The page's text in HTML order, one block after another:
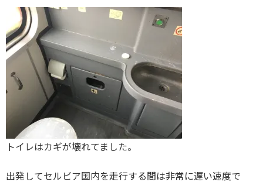
トイレはカギが壊れてました。
出発してセルビア国内を走行する間は非常に遅い速度で